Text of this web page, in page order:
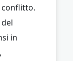
conflitto.
in